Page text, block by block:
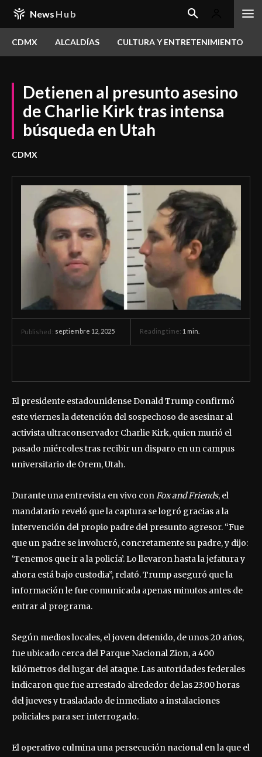
News Hub
CDMX ALCALDÍAS CULTURA Y ENTRETENIMIENTO
Detienen al presunto asesino
de Charlie Kirk tras intensa
búsqueda en Utah
CDMX
Published: septiembre 12, 2025 Reading time: 1 min.
El presidente estadounidense Donald Trump confirmó
este viernes la detención del sospechoso de asesinar al
activista ultraconservador Charlie Kirk, quien murió el
pasado miércoles tras recibir un disparo en un campus
universitario de Orem, Utah.
Durante una entrevista en vivo conFox and Friends, el
mandatario reveló que la captura se logró gracias a la
intervención del propio padre del presunto agresor. “Fue
que un padre se involucró, concretamente su padre, y dijo:
‘Tenemos que ir a la policía’. Lo llevaron hasta la jefatura y
ahora está bajo custodia”, relató. Trump aseguró que la
información le fue comunicada apenas minutos antes de
entrar al programa.
Según medios locales, el joven detenido, de unos 20 años,
fue ubicado cerca del Parque Nacional Zion, a 400
kilómetros del lugar del ataque. Las autoridades federales
indicaron que fue arrestado alrededor de las 23:00 horas
del jueves y trasladado de inmediato a instalaciones
policiales para ser interrogado.
El operativo culmina una persecución nacional en la que el